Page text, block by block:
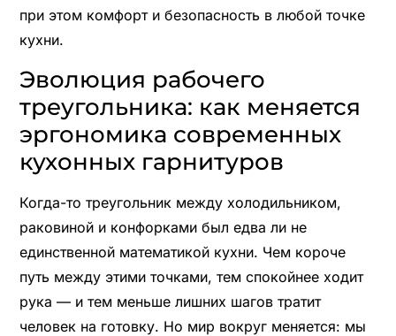
при этом комфорт и безопасность в любой точке
кухни.
Эволюция рабочего
треугольника: как меняется
эргономика современных
кухонных гарнитуров
Когда-то треугольник между холодильником,
раковиной и конфорками был едва ли не
единственной математикой кухни. Чем короче
путь между этими точками, тем спокойнее ходит
рука — и тем меньше лишних шагов тратит
человек на готовку. Но мир вокруг меняется: мы